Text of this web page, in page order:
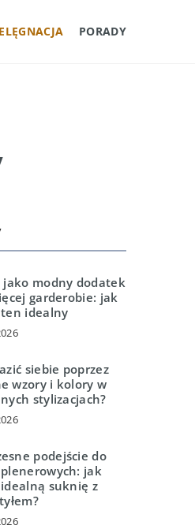
PORADY
jako modny dodatek
garderobie: jak
idealny
siebie poprzez
wzory i kolory w
stylizacjach?
podejście do
jak
suknię z